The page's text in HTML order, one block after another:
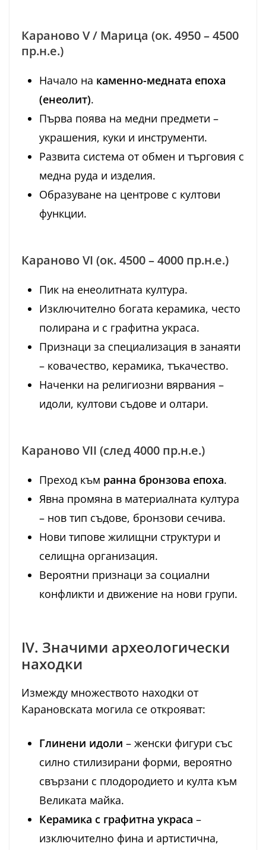
Караново V / Марица (ок. 4950 – 4500
пр.н.е.)
Начало на каменно-медната епоха
(енеолит).
Първа поява на медни предмети –
украшения, куки и инструменти.
Развита система от обмен и търговия с
медна руда и изделия.
Образуване на центрове с култови
функции.
Караново VI (ок. 4500 – 4000 пр.н.е.)
Пик на енеолитната култура.
Изключително богата керамика, често
полирана и с графитна украса.
Признаци за специализация в занаяти
– ковачество, керамика, тъкачество.
Наченки на религиозни вярвания –
идоли, култови съдове и олтари.
Караново VII (след 4000 пр.н.е.)
Преход към ранна бронзова епоха.
Явна промяна в материалната култура
– нов тип съдове, бронзови сечива.
Нови типове жилищни структури и
селищна организация.
Вероятни признаци за социални
конфликти и движение на нови групи.
IV. Значими археологически
находки
Измежду множеството находки от
Карановската могила се открояват:
Глинени идоли – женски фигури със
силно стилизирани форми, вероятно
свързани с плодородието и култа към
Великата майка.
Керамика с графитна украса –
изключително фина и артистична,